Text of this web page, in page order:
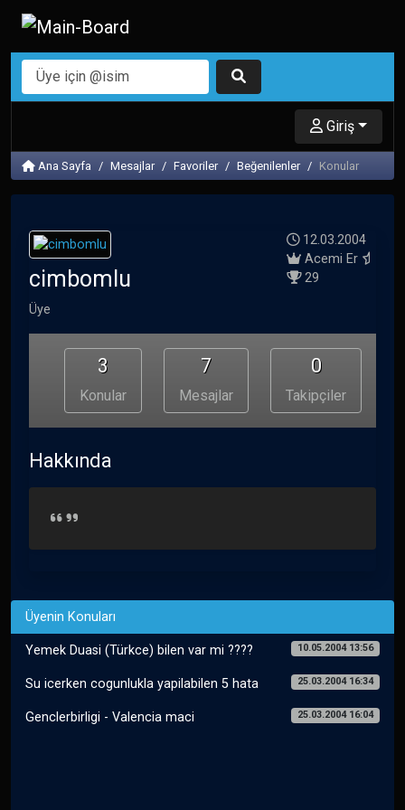
Giriş
Ana Sayfa Mesajlar Favoriler Beğenilenler Konular
cimbomlu
Üye
12.03.2004
Acemi Er
29
3
Konular
7
Mesajlar
0
Takipçiler
Hakkında
Üyenin Konuları
Yemek Duasi (Türkce) bilen var mi ???? 10.05.2004 13:56
Su icerken cogunlukla yapilabilen 5 hata 25.03.2004 16:34
Genclerbirligi - Valencia maci 25.03.2004 16:04